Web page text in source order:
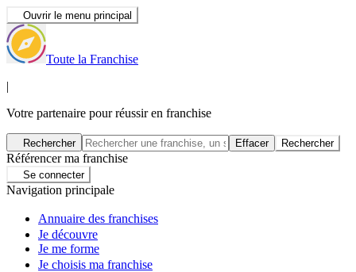
Ouvrir le menu principal
Toute la Franchise
|
Votre partenaire pour réussir en franchise
Rechercher Effacer Rechercher
Référencer ma franchise
Se connecter
Navigation principale
Annuaire des franchises
Je découvre
Je me forme
Je choisis ma franchise